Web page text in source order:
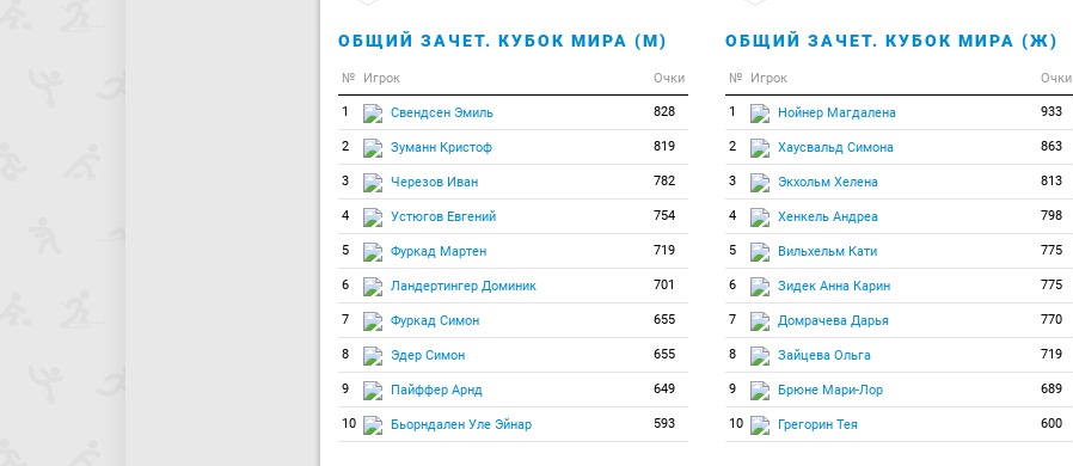
ОБЩИЙ ЗАЧЕТ. КУБОК МИРА (М)
№ Игрок Очки
1 Свендсен Эмиль 828
2 Зуманн Кристоф 819
3 Черезов Иван 782
4 Устюгов Евгений 754
5 Фуркад Мартен 719
6 Ландертингер Доминик 701
7 Фуркад Симон 655
8 Эдер Симон 655
9 Пайффер Арнд 649
10 Бьорндален Уле Эйнар 593
ОБЩИЙ ЗАЧЕТ. КУБОК МИРА (Ж)
№ Игрок Очки
1 Нойнер Магдалена 933
2 Хаусвальд Симона 863
3 Экхольм Хелена 813
4 Хенкель Андреа 798
5 Вильхельм Кати 775
6 Зидек Анна Карин 775
7 Домрачева Дарья 770
8 Зайцева Ольга 719
9 Брюне Мари-Лор 689
10 Грегорин Тея 600